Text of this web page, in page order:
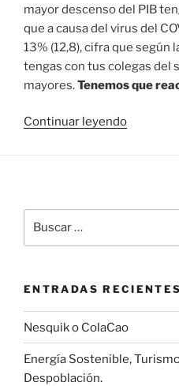
mayor descenso del PIB
que a causa del virus del
13% (12,8), cifra que según
tengas con tus colegas del
mayores.Tenemos que
Continuar leyendo
por:
ENTRADAS RECIENTES
Nesquik o ColaCao
Energía Sostenible,
Despoblación.